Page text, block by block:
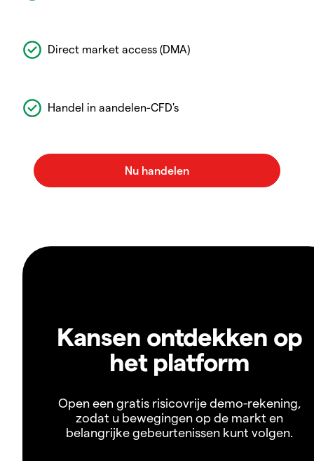
Direct market access (DMA)
Handel in aandelen-CFD's
Kansen ontdekken op
het platform
Open een gratis risicovrije demo-rekening,
zodat u bewegingen op de markt en
belangrijke gebeurtenissen kunt volgen.